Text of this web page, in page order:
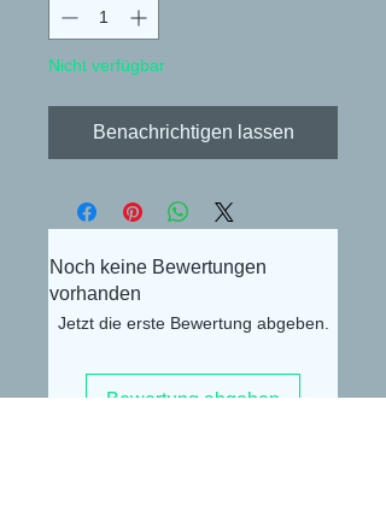
Nicht verfügbar
Benachrichtigen lassen
Noch keine Bewertungen
vorhanden
Jetzt die erste Bewertung abgeben.
Bewertung abgeben